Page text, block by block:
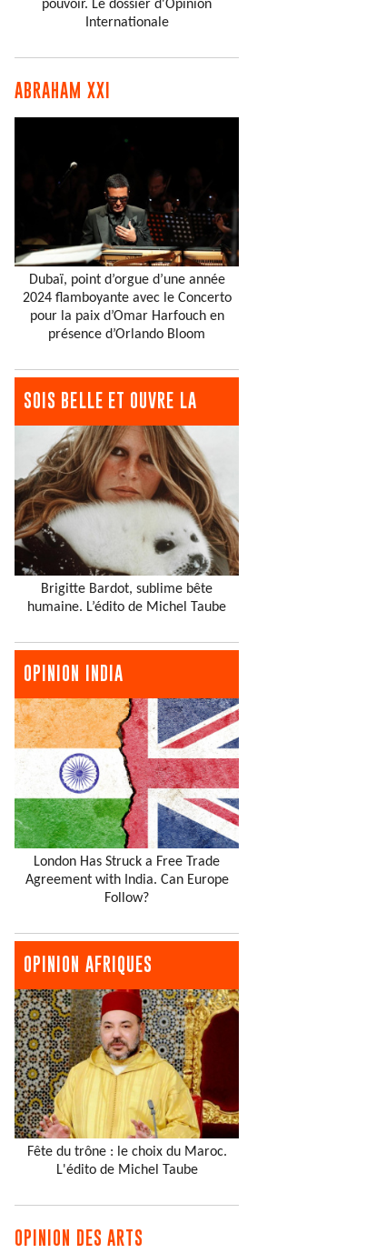
pouvoir. Le dossier d'Opinion
Internationale
ABRAHAM XXI
Dubaï, point d’orgue d’une année
2024 flamboyante avec le Concerto
pour la paix d’Omar Harfouch en
présence d’Orlando Bloom
SOIS BELLE ET OUVRE LA
Brigitte Bardot, sublime bête
humaine. L’édito de Michel Taube
OPINION INDIA
London Has Struck a Free Trade
Agreement with India. Can Europe
Follow?
OPINION AFRIQUES
Fête du trône : le choix du Maroc.
L'édito de Michel Taube
OPINION DES ARTS